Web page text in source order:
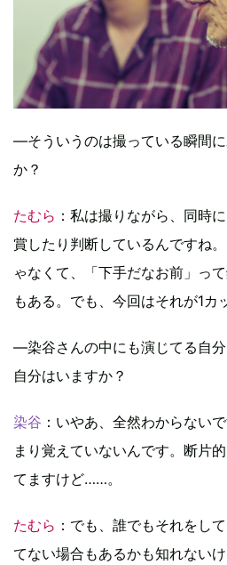
―そういうのは撮っている瞬間
か？
たむら ：私は撮りながら、同時
賞したり判断しているんですね
ゃなくて、「下手だなお前」っ
もある。でも、今回はそれが1カ
―染谷さんの中にも演じてる自
自分はいますか？
染谷 ：いやあ、全然わからない
まり覚えていないんです。断片
てますけど……。
たむら ：でも、誰でもそれをし
てない場合もあるかも知れない